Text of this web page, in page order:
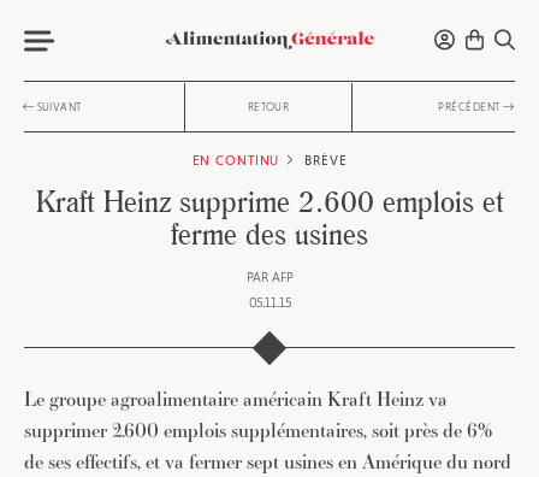
SUIVANT RETOUR PRÉCÉDENT
EN CONTINU BRÈVE
Kraft Heinz supprime 2.600 emplois et
ferme des usines
PAR AFP
05.11.15
Le groupe agroalimentaire américain Kraft Heinz va
supprimer 2.600 emplois supplémentaires, soit près de 6%
de ses effectifs, et va fermer sept usines en Amérique du nord